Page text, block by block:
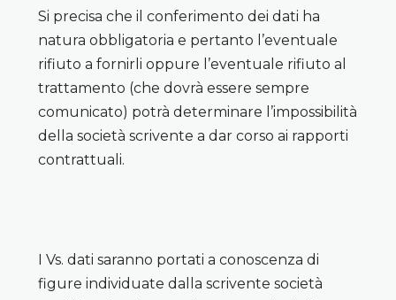
Si precisa che il conferimento dei dati ha
natura obbligatoria e pertanto l’eventuale
rifiuto a fornirli oppure l’eventuale rifiuto al
trattamento (che dovrà essere sempre
comunicato) potrà determinare l’impossibilità
della società scrivente a dar corso ai rapporti
contrattuali.
I Vs. dati saranno portati a conoscenza di
figure individuate dalla scrivente società